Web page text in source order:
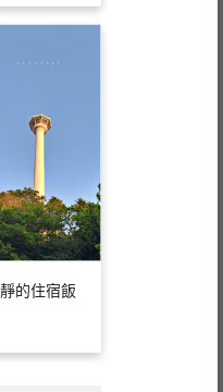
的住宿飯